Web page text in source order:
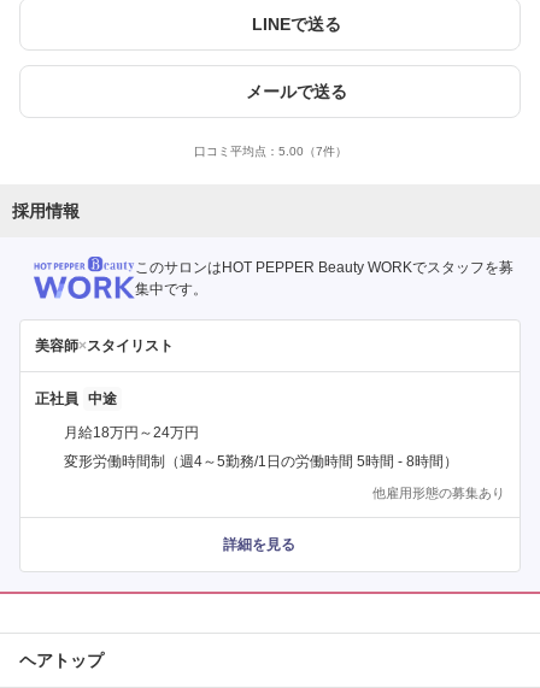
LINEで送る
メールで送る
口コミ平均点： 5.00 （7件）
採用情報
このサロンはHOT PEPPER Beauty WORKでスタッフを募
集中です。
美容師×スタイリスト
正社員
月給18万円～24万円
変形労働時間制（週4～5勤務/1日の労働時間 5時間 - 8時間）
他雇用形態の募集あり
詳細を見る
ヘアトップ